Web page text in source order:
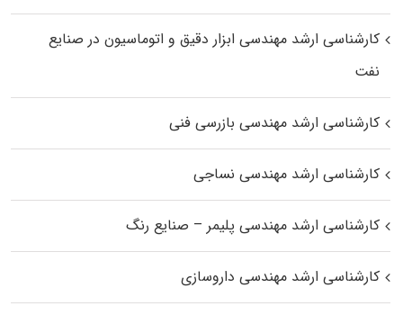
کارشناسی ارشد مهندسی ابزار دقیق و اتوماسیون در صنایع
نفت
کارشناسی ارشد مهندسی بازرسی فنی
کارشناسی ارشد مهندسی نساجی
کارشناسی ارشد مهندسی پلیمر – صنایع رنگ
کارشناسی ارشد مهندسی داروسازی